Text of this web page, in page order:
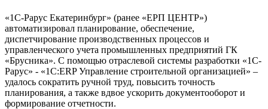
«1С-Рарус Екатеринбург» (ранее «ЕРП ЦЕНТР»)
автоматизировал планирование, обеспечение,
диспетчирование производственных процессов и
управленческого учета промышленных предприятий ГК
«Брусника». С помощью отраслевой системы разработки «1С-
Рарус» - «1C:ERP Управление строительной организацией» –
удалось сократить ручной труд, повысить точность
планирования, а также вдвое ускорить документооборот и
формирование отчетности.